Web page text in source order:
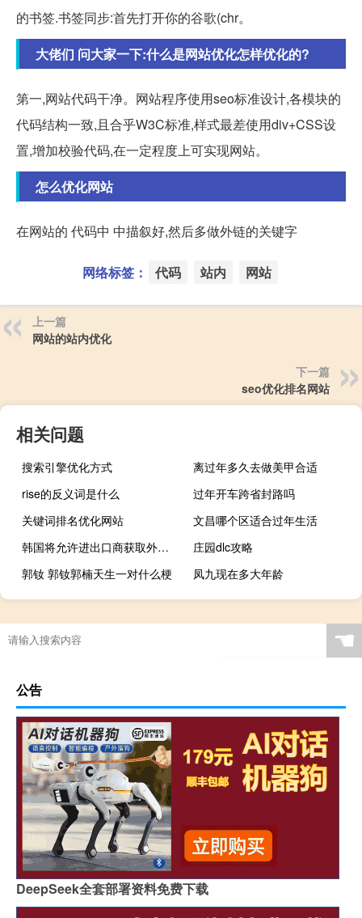
的书签.书签同步:首先打开你的谷歌(chr。
大佬们 问大家一下:什么是网站优化怎样优化的?
第一,网站代码干净。网站程序使用seo标准设计,各模块的
代码结构一致,且合乎W3C标准,样式最差使用div+CSS设
置,增加校验代码,在一定程度上可实现网站。
怎么优化网站
在网站的 代码中 中描叙好,然后多做外链的关键字
网络标签： 代码 站内 网站
上一篇
网站的站内优化
下一篇
seo优化排名网站
相关问题
搜索引擎优化方式
离过年多久去做美甲合适
rise的反义词是什么
过年开车跨省封路吗
关键词排名优化网站
文昌哪个区适合过年生活
韩国将允许进出口商获取外汇实时报价
庄园dlc攻略
郭钕 郭钕郭楠天生一对什么梗
凤九现在多大年龄
☚
公告
DeepSeek全套部署资料免费下载